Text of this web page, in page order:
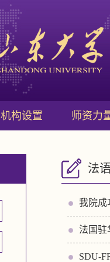
机构设置 师资力
法
我院成
法国驻
SDU-